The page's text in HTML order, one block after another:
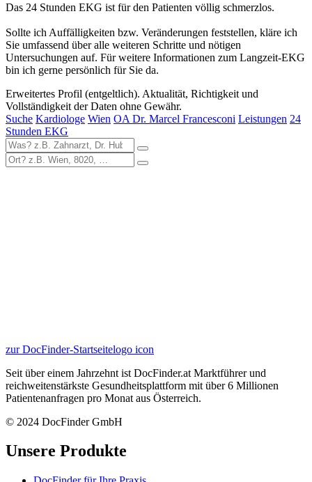
Das 24 Stunden EKG ist für den Patienten völlig schmerzlos.
Sollte ich Auffälligkeiten bzw. Veränderungen feststellen, kläre ich
Sie umfassend über alle weiteren Schritte und nötigen
Untersuchungen auf. Für weitere Informationen zum Langzeit-EKG
bin ich gerne persönlich für Sie da.
Erweitertes Profil (entgeltlich). Aktualität, Richtigkeit und
Vollständigkeit der Daten ohne Gewähr.
Suche Kardiologe Wien OA Dr. Marcel Francesconi Leistungen 24
Stunden EKG
zur DocFinder-Startseitelogo icon
Seit über einem Jahrzehnt ist DocFinder.at Marktführer und
reichweitenstärkste Gesundheitsplattform mit über 6 Millionen
Patientenanfragen pro Monat aus Österreich.
© 2024 DocFinder GmbH
Unsere Produkte